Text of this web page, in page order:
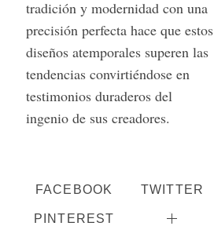
tradición y modernidad con una
precisión perfecta hace que estos
diseños atemporales superen las
tendencias convirtiéndose en
testimonios duraderos del
ingenio de sus creadores.
FACEBOOK TWITTER
PINTEREST